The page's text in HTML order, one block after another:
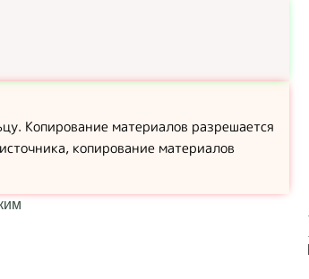
Копирование материалов разрешается
копирование материалов